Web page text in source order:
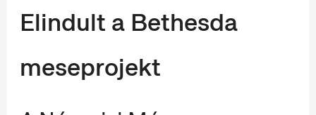
Elindult a Bethesda
meseprojekt